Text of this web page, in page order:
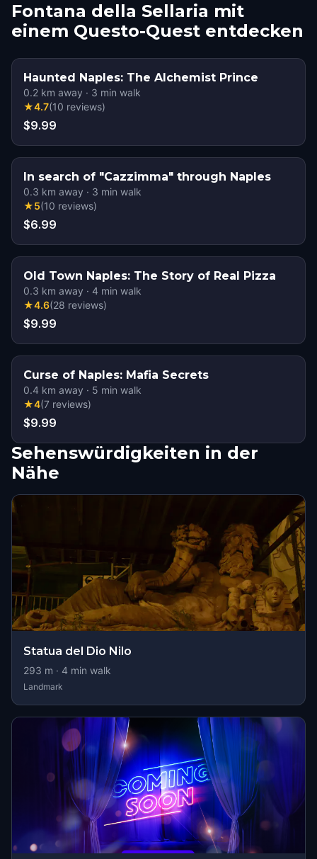
Fontana della Sellaria mit
einem Questo-Quest entdecken
Haunted Naples: The Alchemist Prince
0.2 km away · 3 min walk
★4.7(10 reviews)
$9.99
In search of "Cazzimma" through Naples
0.3 km away · 3 min walk
★5(10 reviews)
$6.99
Old Town Naples: The Story of Real Pizza
0.3 km away · 4 min walk
★4.6(28 reviews)
$9.99
Curse of Naples: Mafia Secrets
0.4 km away · 5 min walk
★4(7 reviews)
$9.99
Sehenswürdigkeiten in der
Nähe
Statua del Dio Nilo
293 m · 4 min walk
Landmark